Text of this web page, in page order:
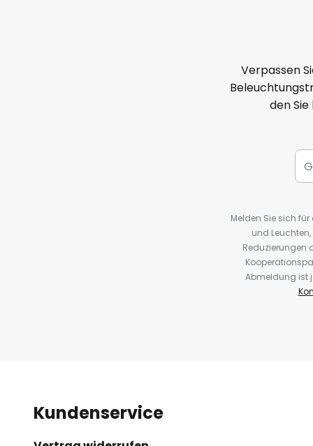
Verpassen
den
Melden Sie sich
und
Reduzierungen
Abmeldung ist
Kundenservice